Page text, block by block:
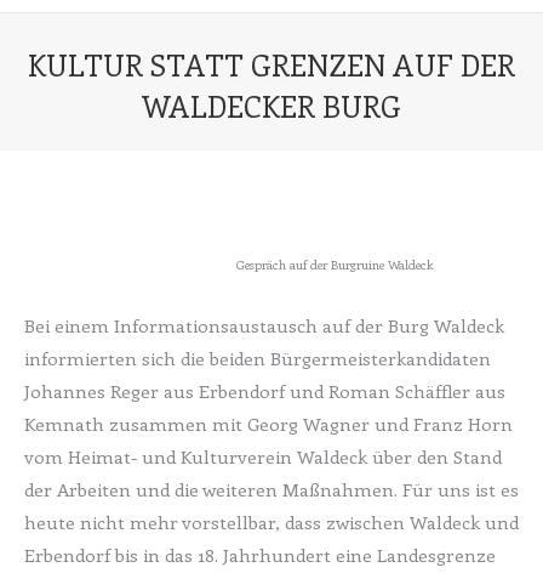
KULTUR STATT GRENZEN AUF DER
WALDECKER BURG
Gespräch auf der Burgruine Waldeck
Bei einem Informationsaustausch auf der Burg Waldeck
informierten sich die beiden Bürgermeisterkandidaten
Johannes Reger aus Erbendorf und Roman Schäffler aus
Kemnath zusammen mit Georg Wagner und Franz Horn
vom Heimat- und Kulturverein Waldeck über den Stand
der Arbeiten und die weiteren Maßnahmen. Für uns ist es
heute nicht mehr vorstellbar, dass zwischen Waldeck und
Erbendorf bis in das 18. Jahrhundert eine Landesgrenze